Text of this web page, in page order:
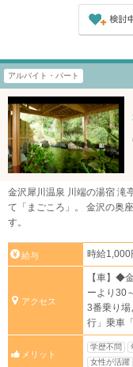
アルバイト・パート
金沢犀川温泉 川端の湯宿 滝
て「まごころ」。 金沢の奥
す。
給与 時給1,000
アクセス
【車】◆
ーより30
3番乗り場
行」乗車
メリット
学歴不問
女性が活躍